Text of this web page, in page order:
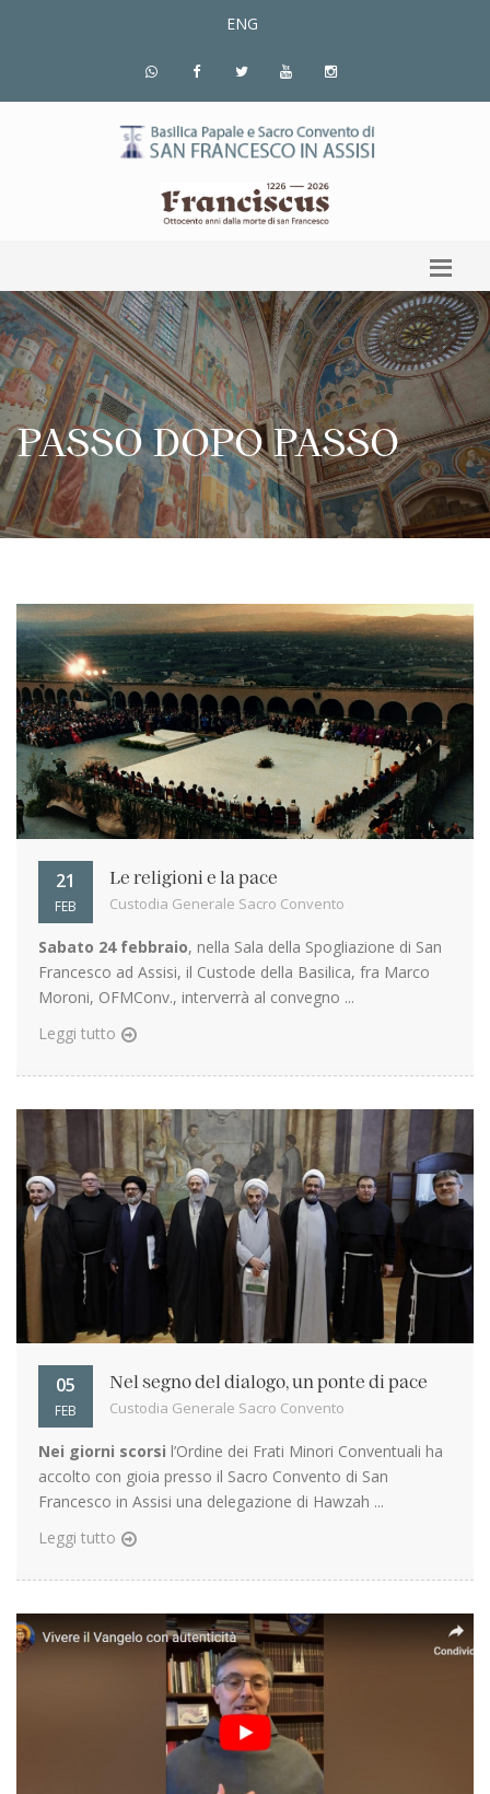
ENG
PASSO DOPO PASSO
21
FEB
Le religioni e la pace
Custodia Generale Sacro Convento
Sabato 24 febbraio, nella Sala della Spogliazione di San
Francesco ad Assisi, il Custode della Basilica, fra Marco
Moroni, OFMConv., interverrà al convegno ...
Leggi tutto
05
FEB
Nel segno del dialogo, un ponte di pace
Custodia Generale Sacro Convento
Nei giorni scorsi l’Ordine dei Frati Minori Conventuali ha
accolto con gioia presso il Sacro Convento di San
Francesco in Assisi una delegazione di Hawzah ...
Leggi tutto